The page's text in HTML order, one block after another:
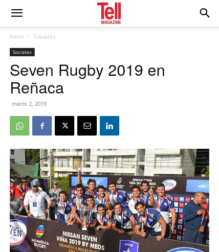
Inicio Sociales
Sociales
Seven Rugby 2019 en
Reñaca
marzo 2, 2019